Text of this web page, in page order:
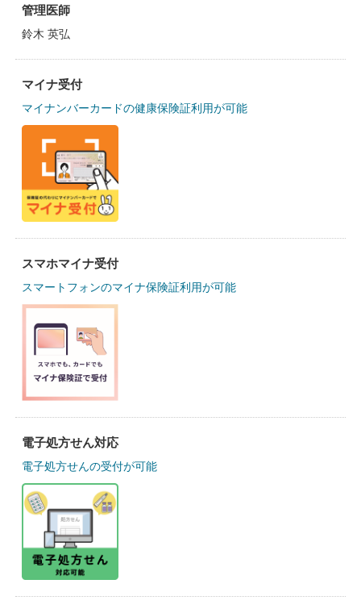
管理医師
鈴木 英弘
マイナ受付
マイナンバーカードの健康保険証利用が可能
スマホマイナ受付
スマートフォンのマイナ保険証利用が可能
電子処方せん対応
電子処方せんの受付が可能